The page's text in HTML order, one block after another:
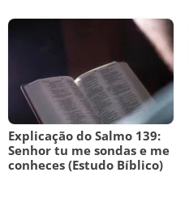
Explicação do Salmo 139:
Senhor tu me sondas e me
conheces (Estudo Bíblico)